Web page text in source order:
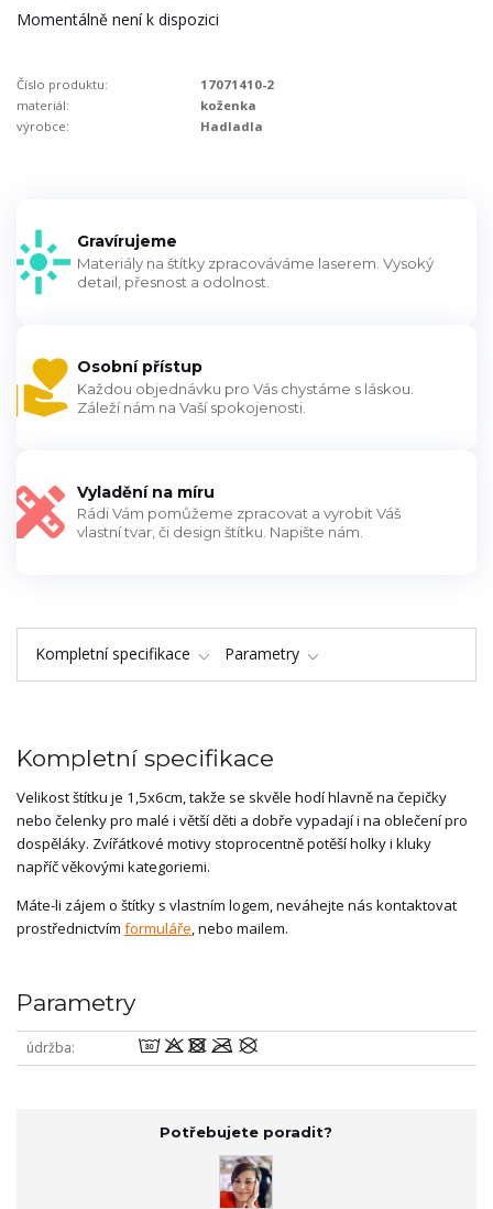
Momentálně není k dispozici
Číslo produktu:
17071410-2
materiál:
koženka
výrobce:
Hadladla
Gravírujeme
Materiály na štítky zpracováváme laserem. Vysoký
detail, přesnost a odolnost.
Osobní přístup
Každou objednávku pro Vás chystáme s láskou.
Záleží nám na Vaší spokojenosti.
Vyladění na míru
Rádi Vám pomůžeme zpracovat a vyrobit Váš
vlastní tvar, či design štítku. Napište nám.
Kompletní specifikace Parametry
Kompletní specifikace
Velikost štítku je 1,5x6cm, takže se skvěle hodí hlavně na čepičky
nebo čelenky pro malé i větší děti a dobře vypadají i na oblečení pro
dospěláky. Zvířátkové motivy stoprocentně potěší holky i kluky
napříč věkovými kategoriemi.
Máte-li zájem o štítky s vlastním logem, neváhejte nás kontaktovat
prostřednictvím formuláře, nebo mailem.
Parametry
údržba wodmU
Potřebujete poradit?